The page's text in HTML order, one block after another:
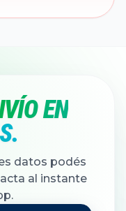
EN
datos podés
al instante